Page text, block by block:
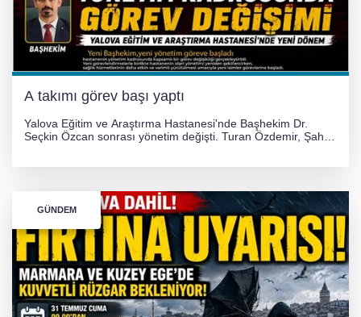
A takımı görev başı yaptı
Yalova Eğitim ve Araştırma Hastanesi'nde Başhekim Dr.
Seçkin Özcan sonrası yönetim değişti. Turan Özdemir, Şahin
GÜNDEM